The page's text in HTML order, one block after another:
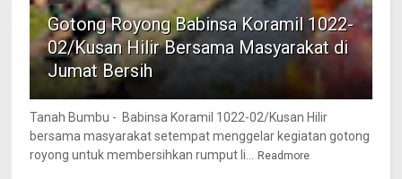
Gotong Royong Babinsa Koramil 1022-
02/Kusan Hilir Bersama Masyarakat di
Jumat Bersih
Tanah Bumbu - Babinsa Koramil 1022-02/Kusan Hilir
bersama masyarakat setempat menggelar kegiatan gotong
royong untuk membersihkan rumput li...
Readmore